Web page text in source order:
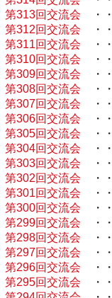
第313回交流会 ・
第312回交流会 ・
第311回交流会 ・
第310回交流会 ・
第309回交流会 ・
第308回交流会 ・
第307回交流会 ・
第306回交流会 ・
第305回交流会 ・
第304回交流会 ・
第303回交流会 ・
第302回交流会 ・
第301回交流会 ・
第300回交流会 ・
第299回交流会 ・
第298回交流会 ・
第297回交流会 ・
第296回交流会 ・
第295回交流会 ・